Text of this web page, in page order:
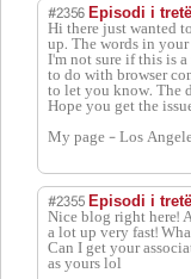
#2356 Episodi i
Hi there just wanted
up. The words in
I'm not sure if this is
to do with browser
to let you know. The
Hope you get the
My page - Los
#2355 Episodi i
Nice blog right here!
a lot up very fast!
Can I get your
as yours lol